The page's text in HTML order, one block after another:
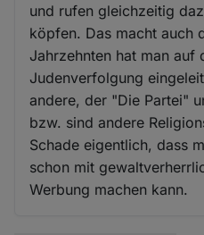
und rufen gleichzeitig
köpfen. Das macht auch
Jahrzehnten hat man auf
Judenverfolgung
andere, der "Die Partei"
bzw. sind andere
Schade eigentlich, dass
schon mit
Werbung machen kann.